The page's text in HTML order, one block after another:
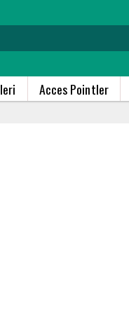
Acces Pointler